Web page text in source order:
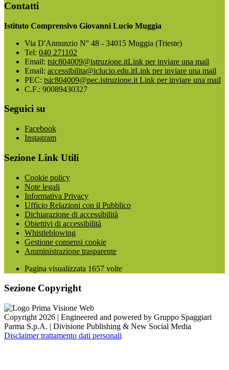
Contatti
Istituto Comprensivo Giovanni Lucio Muggia
Via D'Annunzio N° 48 - 34015 Muggia (Trieste)
Tel: 040 271102
Email: tsic804009@istruzione.itLink per inviare una mail
Email: accessibilita@iclucio.edu.itLink per inviare una mail
PEC: tsic804009@pec.istruzione.it Link per inviare una mail
C.F.: 90089430327
Seguici su
Facebook
Instagram
Sezione Link Utili
Cookie policy
Note legali
Informativa Privacy
Ufficio Relazioni con il Pubblico
Dichiarazione di accessibilità
Obiettivi di accessibilità
Whistleblowing
Gestione consensi cookie
Amministrazione trasparente
Pagina visualizzata 1657 volte
Sezione Copyright
Copyright 2026 | Engineered and powered by Gruppo Spaggiari
Parma S.p.A. | Divisione Publishing & New Social Media
Disclaimer trattamento dati personali